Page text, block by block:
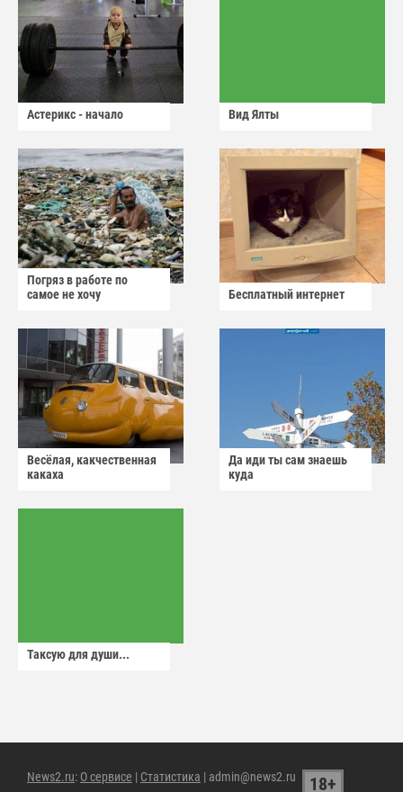
Астерикс - начало Вид Ялты
Погряз в работе по
самое не хочу
Бесплатный интернет
Весёлая, какчественная
какаха
Да иди ты сам знаешь
куда
Таксую для души...
News2.ru: О сервисе | Статистика | admin@news2.ru 18+